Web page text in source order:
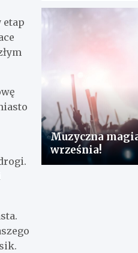
etap
Muzyczna
września!